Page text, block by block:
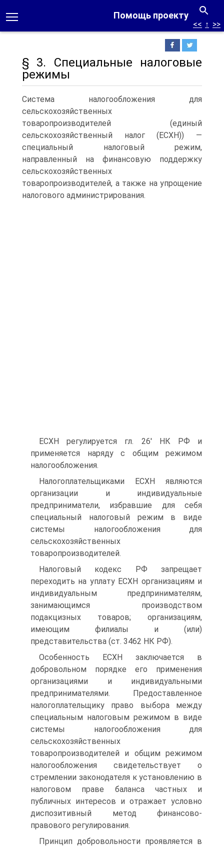
Помощь проекту
<< ↑ >>
§ 3. Специальные налоговые
режимы
Система налогообложения для
сельскохозяйственных
товаропроизводителей (единый
сельскохозяйственный налог (ЕСХН)) —
специальный налоговый режим,
направленный на финансовую поддержку
сельскохозяйственных
товаропроизводителей, а также на упрощение
налогового администрирования.
ЕСХН регулируется гл. 26' НК РФ и
применяется наряду с общим режимом
налогообложения.
Налогоплательщиками ЕСХН являются
организации и индивидуальные
предприниматели, избравшие для себя
специальный налоговый режим в виде
системы налогообложения для
сельскохозяйственных
товаропроизводителей.
Налоговый кодекс РФ запрещает
переходить на уплату ЕСХН организациям и
индивидуальным предпринимателям,
занимающимся производством
подакцизных товаров; организациям,
имеющим филиалы и (или)
представительства (ст. 3462 НК РФ).
Особенность ЕСХН заключается в
добровольном порядке его применения
организациями и индивидуальными
предпринимателями. Предоставленное
налогоплательщику право выбора между
специальным налоговым режимом в виде
системы налогообложения для
сельскохозяйственных
товаропроизводителей и общим режимом
налогообложения свидетельствует о
стремлении законодателя к установлению в
налоговом праве баланса частных и
публичных интересов и отражает условно
диспозитивный метод финансово-
правового регулирования.
Принцип добровольности проявляется в